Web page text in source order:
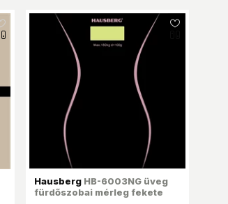
like_16
Hausberg HB-6003NG üveg
fürdőszobai mérleg fekete